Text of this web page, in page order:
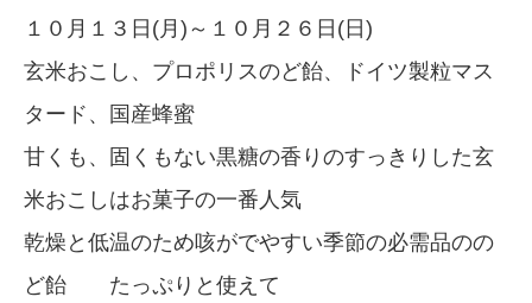
１０月１３日(月)～１０月２６日(日)
玄米おこし、プロポリスのど飴、ドイツ製粒マス
タード、国産蜂蜜
甘くも、固くもない黒糖の香りのすっきりした玄
米おこしはお菓子の一番人気
乾燥と低温のため咳がでやすい季節の必需品のの
ど飴 たっぷりと使えて